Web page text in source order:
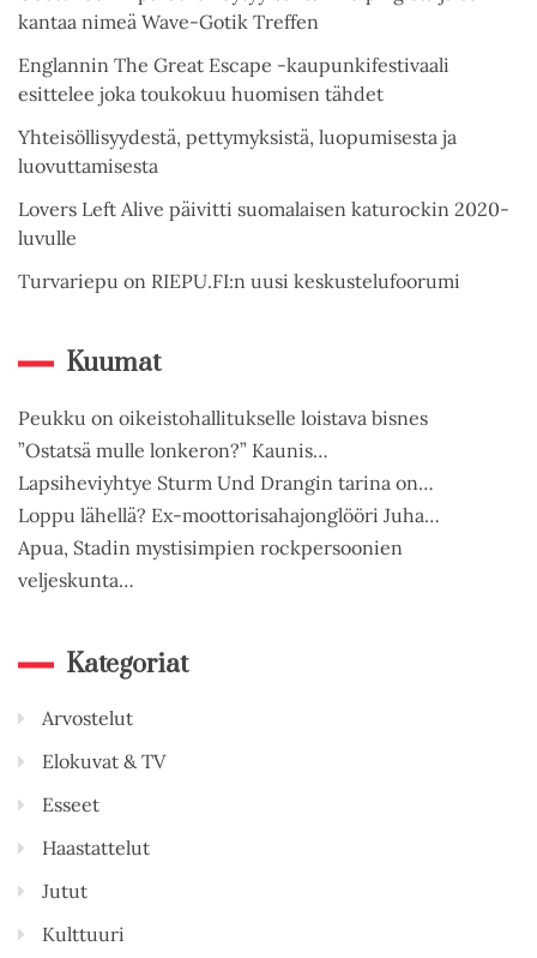
kantaa nimeä Wave-Gotik Treffen
Englannin The Great Escape -kaupunkifestivaali
esittelee joka toukokuu huomisen tähdet
Yhteisöllisyydestä, pettymyksistä, luopumisesta ja
luovuttamisesta
Lovers Left Alive päivitti suomalaisen katurockin 2020-
luvulle
Turvariepu on RIEPU.FI:n uusi keskustelufoorumi
Kuumat
Peukku on oikeistohallitukselle loistava bisnes
”Ostatsä mulle lonkeron?” Kaunis…
Lapsiheviyhtye Sturm Und Drangin tarina on…
Loppu lähellä? Ex-moottorisahajonglööri Juha…
Apua, Stadin mystisimpien rockpersoonien
veljeskunta…
Kategoriat
Arvostelut
Elokuvat & TV
Esseet
Haastattelut
Jutut
Kulttuuri